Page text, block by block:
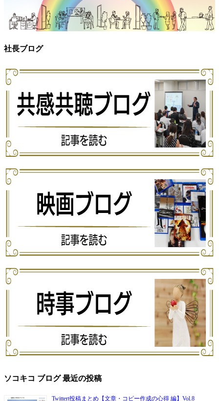
社長ブログ
ソコキコ ブログ 最近の投稿
Twittert投稿まとめ【文章・コピー作成の心得 編】Vol.8